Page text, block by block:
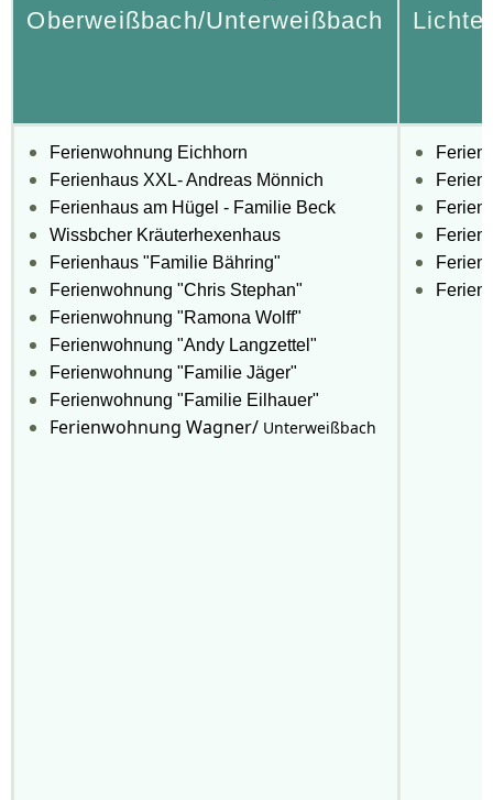
Oberweißbach/Unterweißbach
Ferienwohnung Eichhorn
Ferienhaus XXL- Andreas Mönnich
Ferienhaus am Hügel - Familie Beck
Wissbcher Kräuterhexenhaus
Ferienhaus "Familie Bähring"
Ferienwohnung "Chris Stephan"
Ferienwohnung "Ramona Wolff"
Ferienwohnung "Andy Langzettel"
Ferienwohnung "Familie Jäger"
Ferienwohnung "Familie Eilhauer"
Ferienwohnung Wagner/ Unterweißbach